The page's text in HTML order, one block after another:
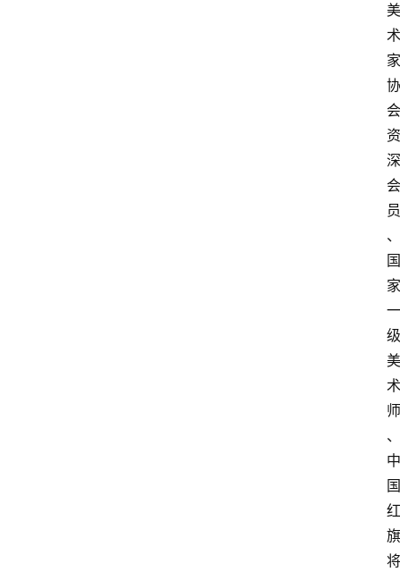
美
术
家
协
会
资
深
会
员
、
国
家
一
级
美
术
师
、
中
国
红
旗
将